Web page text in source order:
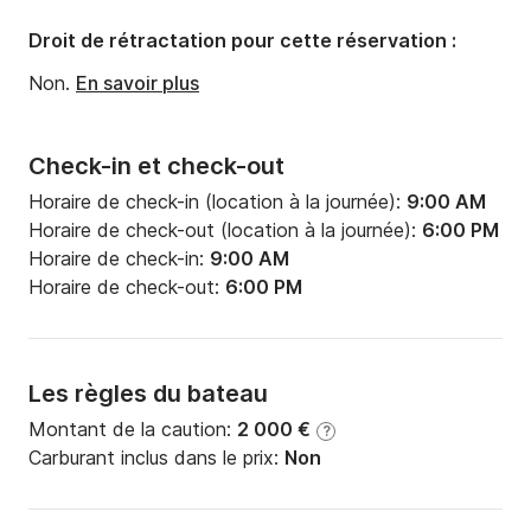
→ A/R NERANO - 250 €
→ A/R AMALFI - 450 €
Préparez votre aventure maritime et réservez dès
maintenant ! Nous vous attendons dans le chat pour
toute demande.
Nous disposons de 4 AUTRES BATEAUX - Écrivez-
🛥️🛥️ **DESCRIPTION DU BATEAU**
Le catamaran à moteur Prestige M48 est un bateau
voile classique et la motorisation et le confort d'un
Check-in et check-out
Horaire de check-in (location à la journée): 9:00 AM
Horaire de check-out (location à la journée): 6:00 PM
Horaire de check-in: 9:00 AM
Horaire de check-out: 6:00 PM
Les règles du bateau
Montant de la caution: 2 000 € ?
Carburant inclus dans le prix: Non
Droit de rétractation pour cette réservation :
Non. En savoir plus